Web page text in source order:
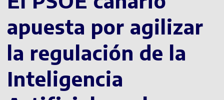
apuesta por agilizar
la regulación de la
Inteligencia